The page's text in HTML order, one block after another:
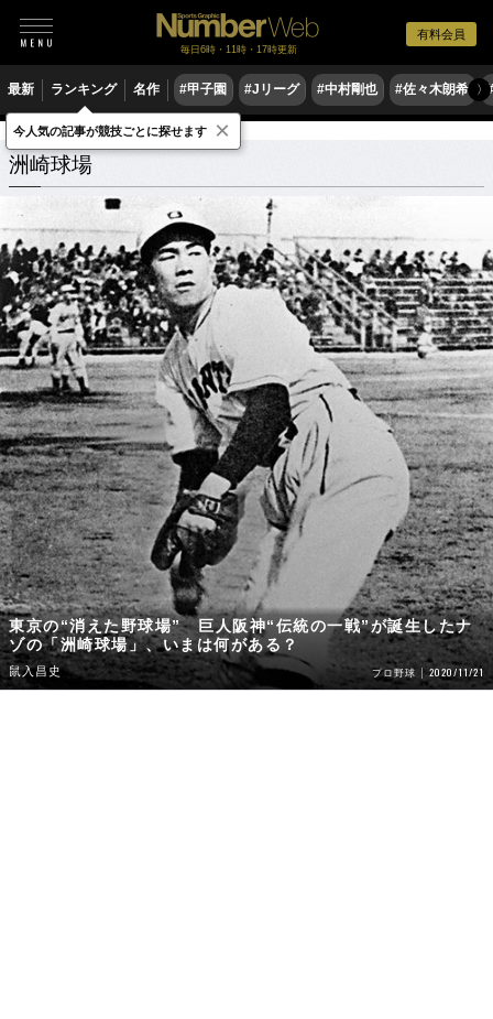
有料会員
毎日6時・11時・17時更新
最新 ランキング 名作 #甲子園 #Jリーグ #中村剛也 #佐々木朗希 〉
洲崎球場 関連記事
洲崎球場
東京の“消えた野球場” 巨人阪神“伝統の一戦”が誕生したナ
ゾの「洲崎球場」、いまは何がある？
鼠入昌史 プロ野球 2020/11/21
今人気の記事が競技ごとに探せます ×